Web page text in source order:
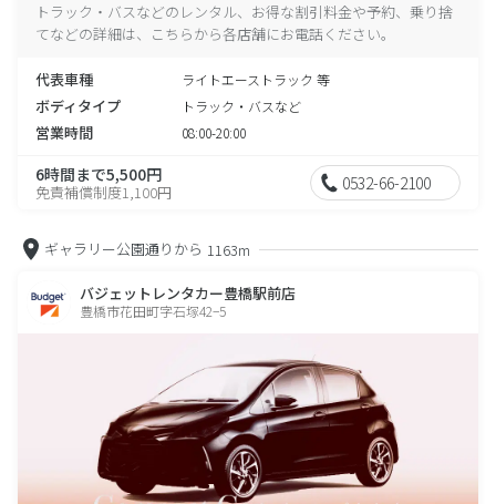
トラック・バスなどのレンタル、お得な割引料金や予約、乗り捨
てなどの詳細は、こちらから各店舗にお電話ください。
代表車種 ライトエーストラック 等
ボディタイプ トラック・バスなど
営業時間 08:00-20:00
6時間まで5,500円
免責補償制度1,100円 0532-66-2100
ギャラリー公園通りから 1163m
バジェットレンタカー豊橋駅前店
豊橋市花田町字石塚42−5